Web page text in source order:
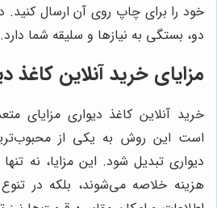
خود را برای چاپ روی آن ارسال کنید.
دو، بستگی به نیازها و سلیقه شما دارد.
مزایای خرید آنلاین کاغذ
خرید آنلاین کاغذ دیواری مزایای
است این روش به یکی از
دیواری تبدیل شود. این مزایا، نه
هزینه خلاصه می‌شوند، بلکه در